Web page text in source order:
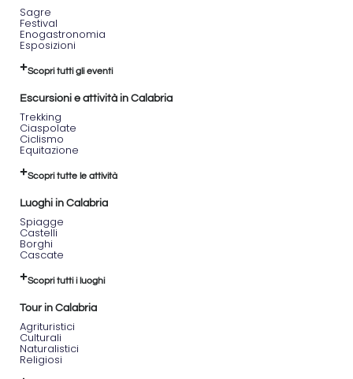
Sagre
Festival
Enogastronomia
Esposizioni
Scopri tutti gli eventi
Escursioni e attività in Calabria
Trekking
Ciaspolate
Ciclismo
Equitazione
Scopri tutte le attività
Luoghi in Calabria
Spiagge
Castelli
Borghi
Cascate
Scopri tutti i luoghi
Tour in Calabria
Agrituristici
Culturali
Naturalistici
Religiosi